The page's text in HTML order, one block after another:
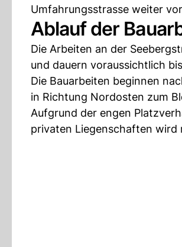
Umfahrungsstrasse weiter
Ablauf der
Die Arbeiten an der
und dauern voraussichtlich
Die Bauarbeiten beginnen
in Richtung Nordosten zum
Aufgrund der engen
privaten Liegenschaften